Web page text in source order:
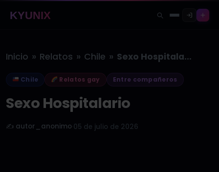
KYUNIX
Inicio » Relatos » Chile » Sexo Hospitalario
Chile Relatos gay Entre compañeros
Sexo Hospitalario
✍️ autor_anonimo 05 de julio de 2026